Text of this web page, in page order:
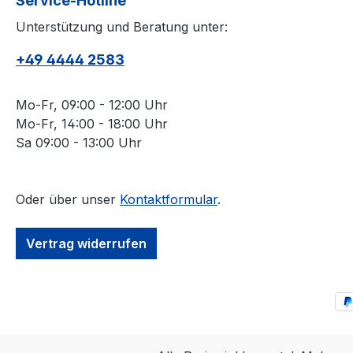
41/42=112 cm 43/44=122 cm
Armlänge: 64 cmOhne
LUXOR 100 %
1246/84/68
Unterstützung und Beratung unter:
+49 4444 2583
Mo-Fr, 09:00 - 12:00 Uhr
Mo-Fr, 14:00 - 18:00 Uhr
Sa 09:00 - 13:00 Uhr
Oder über unser Kontaktformular.
Vertrag widerrufen